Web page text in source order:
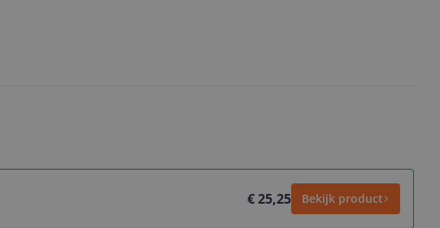
€ 25,25 Bekijk product